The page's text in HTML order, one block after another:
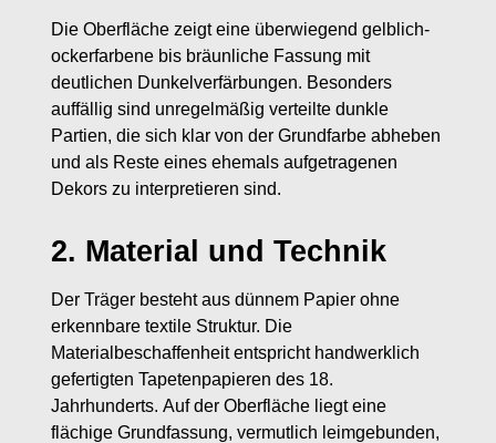
Die Oberfläche zeigt eine überwiegend gelblich-
ockerfarbene bis bräunliche Fassung mit
deutlichen Dunkelverfärbungen. Besonders
auffällig sind unregelmäßig verteilte dunkle
Partien, die sich klar von der Grundfarbe abheben
und als Reste eines ehemals aufgetragenen
Dekors zu interpretieren sind.
2. Material und Technik
Der Träger besteht aus dünnem Papier ohne
erkennbare textile Struktur. Die
Materialbeschaffenheit entspricht handwerklich
gefertigten Tapetenpapieren des 18.
Jahrhunderts. Auf der Oberfläche liegt eine
flächige Grundfassung, vermutlich leimgebunden,